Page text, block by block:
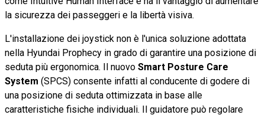
la sicurezza dei passeggeri e la libertà visiva.
L'installazione dei joystick non è l'unica soluzione adottata
nella Hyundai Prophecy in grado di garantire una posizione di
seduta più ergonomica. Il nuovo Smart Posture Care
System (SPCS) consente infatti al conducente di godere di
una posizione di seduta ottimizzata in base alle
caratteristiche fisiche individuali. Il guidatore può regolare